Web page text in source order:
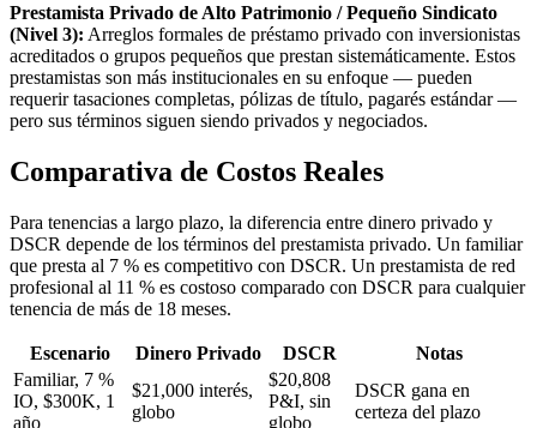
Prestamista Privado de Alto Patrimonio / Pequeño Sindicato
(Nivel 3): Arreglos formales de préstamo privado con inversionistas
acreditados o grupos pequeños que prestan sistemáticamente. Estos
prestamistas son más institucionales en su enfoque — pueden
requerir tasaciones completas, pólizas de título, pagarés estándar —
pero sus términos siguen siendo privados y negociados.
Comparativa de Costos Reales
Para tenencias a largo plazo, la diferencia entre dinero privado y
DSCR depende de los términos del prestamista privado. Un familiar
que presta al 7 % es competitivo con DSCR. Un prestamista de red
profesional al 11 % es costoso comparado con DSCR para cualquier
tenencia de más de 18 meses.
Escenario Dinero Privado DSCR
Notas
Familiar, 7 %
IO, $300K, 1
año
$21,000 interés,
globo
$20,808
P&I, sin
globo
DSCR gana en
certeza del plazo